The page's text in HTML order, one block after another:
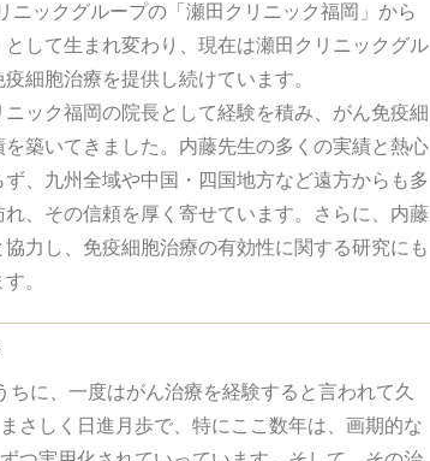
ニックグループの「瀬田クリニック福岡」から
として生まれ変わり、現在は瀬田クリニックグル
細胞治療を提供し続けています。
ック福岡の院長として経験を積み、がん免疫細
築いてきました。内藤先生の多くの実績と熱心
、九州全域や中国・四国地方など遠方からも多
、その信頼を厚く寄せています。さらに、内藤
力し、免疫細胞治療の有効性に関する研究にも
。
ちに、一度はがん治療を経験すると言われて久
さしく日進月歩で、特にここ数年は、画期的な